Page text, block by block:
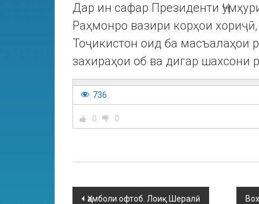
Дар ин сафар Президенти
Раҳмонро вазири корҳои
Тоҷикистон оид ба масъалаҳои
захираҳои об ва дигар
736
0 0
Ҳамболи офтоб. Лоиқ Шералӣ